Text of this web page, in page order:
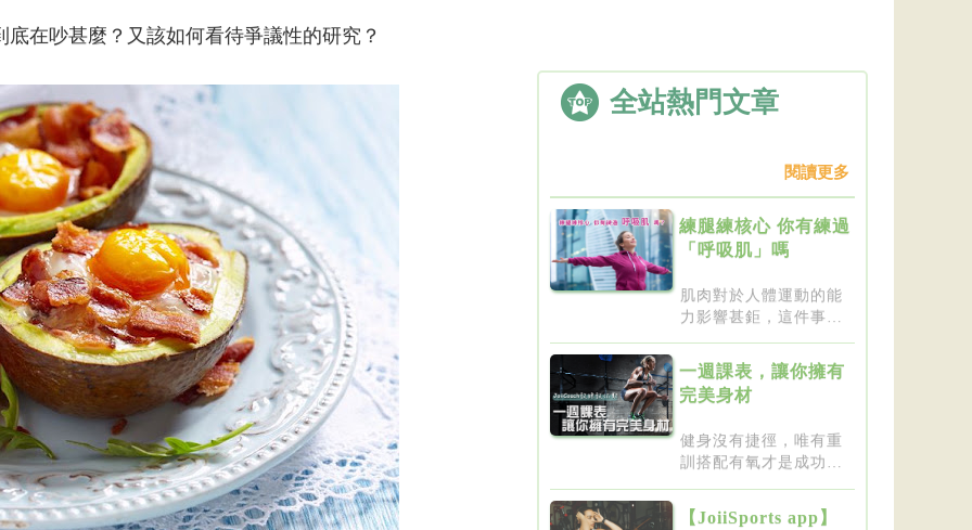
在吵甚麼？又該如何看待爭議性的研究？
全站熱門文章
閱讀更多
練腿練核心 你有練過
「呼吸肌」嗎
肌肉對於人體運動的能
力影響甚鉅，這件事一
一週課表，讓你擁有
完美身材
健身沒有捷徑，唯有重
訓搭配有氧才是成功的
【JoiiSports app】